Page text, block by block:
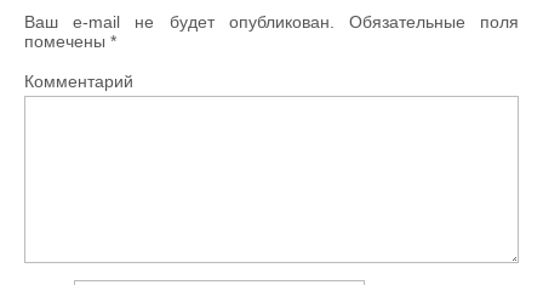
Ваш e-mail не будет опубликован.
Обязательные поля
помечены *
Комментарий